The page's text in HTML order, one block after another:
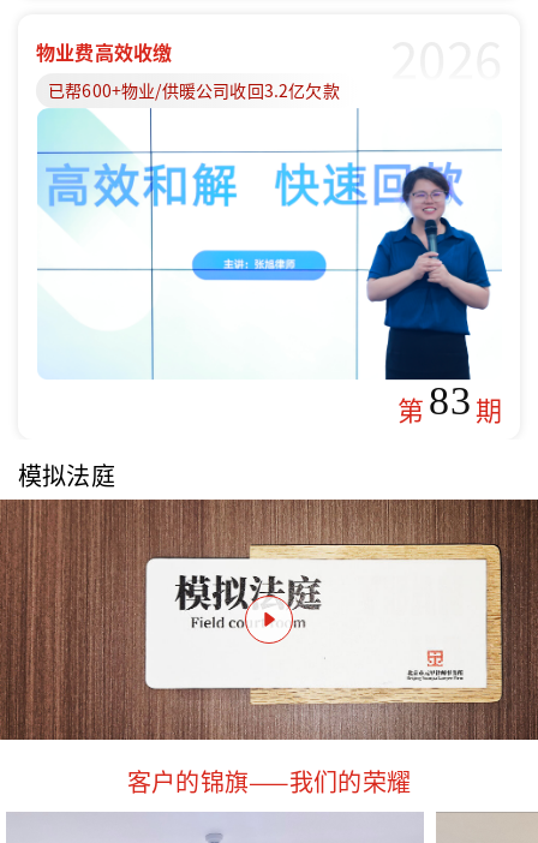
物业费高效收缴
已帮600+物业/供暖公司收回3.2亿欠款
第83期
模拟法庭
客户的锦旗——我们的荣耀